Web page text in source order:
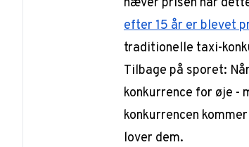
efter 15 år er blevet
traditionelle taxi-
Tilbage på sporet:
konkurrence for øje -
konkurrencen
lover dem.